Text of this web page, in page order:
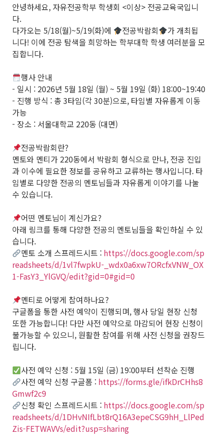
안녕하세요, 자유전공학부 학생회 <이상> 전공교육국입니
다.
다가오는 5/18(월)~5/19(화)에
전공박람회
가 개최됩
니다! 이에 전공 탐색을 희망하는 학부대학 학생 여러분을 모
집합니다.
행사 안내
- 일시 : 2026년 5월 18일 (월) ~ 5월 19일 (화) 18:00~19:40
- 진행 방식 : 총 3타임(각 30분)으로, 타임별 자유롭게 이동
가능
- 장소 : 서울대학교 220동 (대면)
전공박람회란?
멘토와 멘티가 220동에서 박람회 형식으로 만나, 전공 진입
과 이수에 필요한 정보를 공유하고 교류하는 행사입니다. 타
임별로 다양한 전공의 멘토님들과 자유롭게 이야기를 나눌
수 있습니다.
어떤 멘토님이 계신가요?
아래 링크를 통해 다양한 전공의 멘토님들을 확인하실 수 있
습니다.
멘토 소개 스프레드시트 : https://docs.google.com/sp
readsheets/d/1vl7fwpkU-_wdx0a6xw7ORcfxVNW_OX
1-FasY3_YlGVQ/edit?gid=0#gid=0
멘티로 어떻게 참여하나요?
구글폼을 통한 사전 예약이 진행되며, 행사 당일 현장 신청
또한 가능합니다! 다만 사전 예약으로 마감되어 현장 신청이
불가능할 수 있으니, 원활한 참여를 위해 사전 신청을 권장드
립니다.
사전 예약 신청 : 5월 15일 (금) 19:00부터 선착순 진행
사전 예약 신청 구글폼 : https://forms.gle/ifkDrCHhs8
Gmwf2c9
신청 확인 스프레드시트 : https://docs.google.com/sp
readsheets/d/1DHvNIfLbt8rQ16A3epeCSG9hH_LlPed
Zis-FETWAVVs/edit?usp=sharing